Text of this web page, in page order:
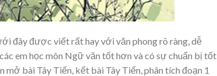
đây được viết rất hay với văn phong rõ ràng, dễ
em học môn Ngữ văn tốt hơn và có sự chuẩn bị tốt
bài Tây Tiến, kết bài Tây Tiến, phân tích đoạn 1